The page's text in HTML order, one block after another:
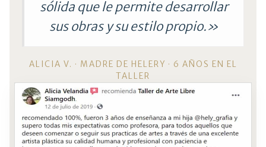
sólida que le permite desarrollar
sus obras y su estilo propio.»
ALICIA V. · MADRE DE HELERY · 6 AÑOS EN EL
TALLER